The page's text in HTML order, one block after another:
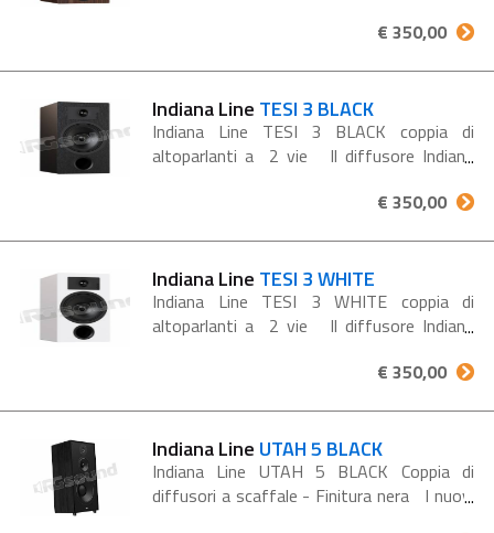
significativa nella serie Tesi, offrendo
€ 350,00
Indiana Line TESI 3 BLACK
Indiana Line TESI 3 BLACK coppia di
altoparlanti a 2 vie Il diffusore Indiana
significativa nella serie Tesi, offrendo
€ 350,00
Indiana Line TESI 3 WHITE
Indiana Line TESI 3 WHITE coppia di
altoparlanti a 2 vie Il diffusore Indiana
significativa nella serie Tesi, offrendo
€ 350,00
Indiana Line UTAH 5 BLACK
Indiana Line UTAH 5 BLACK Coppia di
diffusori a scaffale - Finitura nera I nuovi